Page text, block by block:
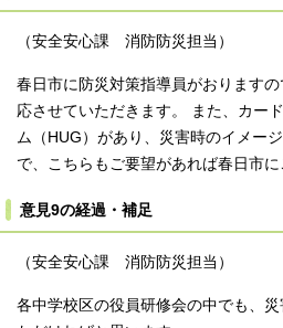
（安全安心課 消防防災担当）
春日市に防災対策指導員がおります
応させていただきます。 また、カー
ム（HUG）があり、災害時のイメー
で、こちらもご要望があれば春日市に
意見9の経過・補足
（安全安心課 消防防災担当）
各中学校区の役員研修会の中でも、